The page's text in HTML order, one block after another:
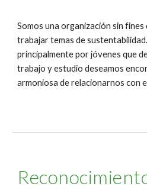
Somos una organización sin fines
trabajar temas de
principalmente por jóvenes que
trabajo y estudio deseamos
armoniosa de relacionarnos con